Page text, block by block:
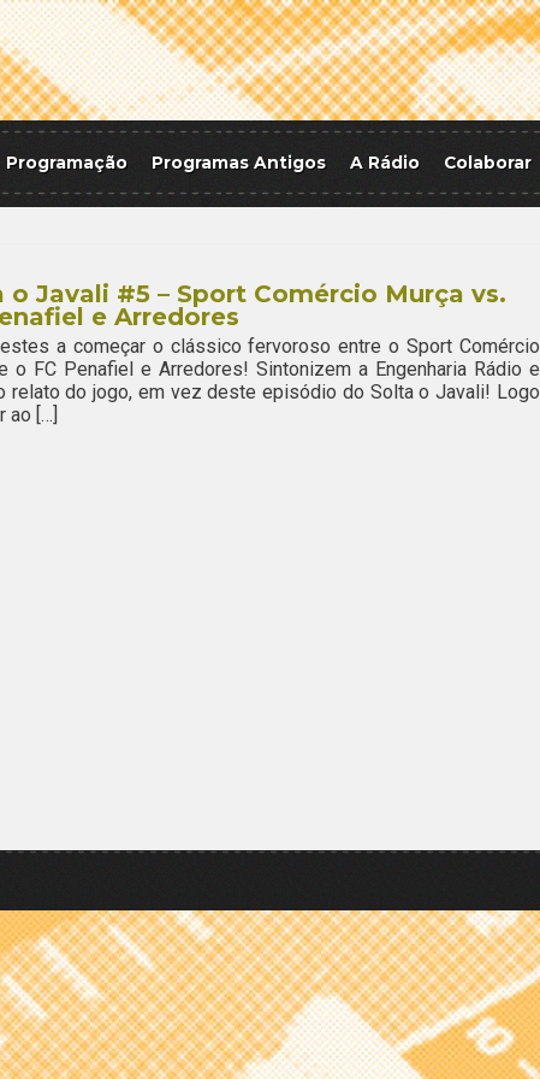
Programação Programas Antigos A Rádio Colaborar
o Javali #5 – Sport Comércio Murça vs.
e Arredores
a começar o clássico fervoroso entre o Sport Comércio
o FC Penafiel e Arredores! Sintonizem a Engenharia Rádio e
relato do jogo, em vez deste episódio do Solta o Javali! Logo
ao […]